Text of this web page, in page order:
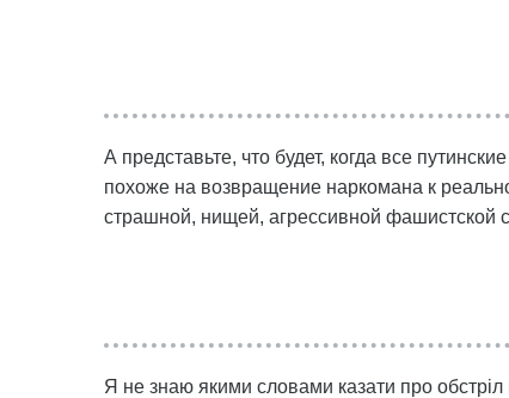
А представьте, что будет, когда все
похоже на возвращение наркомана к
страшной, нищей, агрессивной фашистской
Я не знаю якими словами казати про